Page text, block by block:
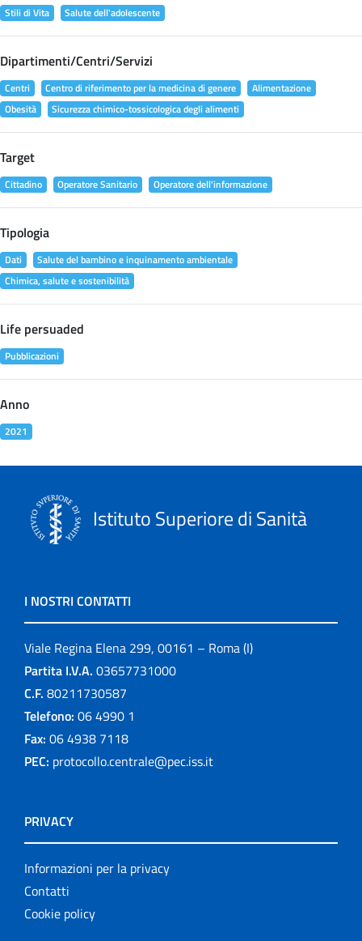
Stili di Vita
Salute dell'adolescente
Dipartimenti/Centri/Servizi
Centri Centro di riferimento per la medicina di genere
Alimentazione
Obesità
Sicurezza chimico-tossicologica degli alimenti
Target
Cittadino Operatore Sanitario Operatore dell'informazione
Tipologia
Dati
Salute del bambino e inquinamento ambientale
Chimica, salute e sostenibilità
Life persuaded
Pubblicazioni
Anno
2021
Istituto Superiore di Sanità
I NOSTRI CONTATTI
Viale Regina Elena 299, 00161 – Roma (I)
Partita I.V.A. 03657731000
C.F. 80211730587
Telefono: 06 4990 1
Fax: 06 4938 7118
PEC: protocollo.centrale@pec.iss.it
PRIVACY
Informazioni per la privacy
Contatti
Cookie policy